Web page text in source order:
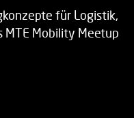
für Logistik,
MTE Mobility Meetup